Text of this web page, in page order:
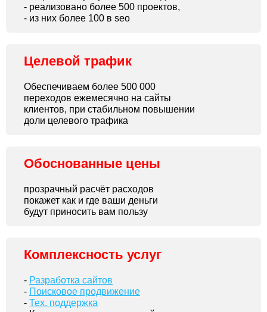
- реализовано более 500 проектов,
- из них более 100 в seo
Целевой трафик
Обеспечиваем более 500 000
переходов ежемесячно на сайты
клиентов, при стабильном повышении
доли целевого трафика
Обоснованные цены
прозрачный расчёт расходов
покажет как и где ваши деньги
будут приносить вам пользу
Комплексность услуг
- Разработка сайтов
- Поисковое продвижение
- Тех. поддержка